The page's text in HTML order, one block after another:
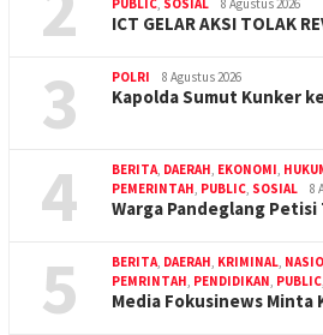
PUBLIC, SOSIAL 8 Agustus 2026
ICT GELAR AKSI TOLAK
3 POLRI 8 Agustus 2026
Kapolda Sumut Kunker
4 BERITA, DAERAH, EKONOMI,
PEMERINTAH, PUBLIC, SOSIAL 8
Warga Pandeglang
5 BERITA, DAERAH, KRIMINAL,
PEMRINTAH, PENDIDIKAN, PUBLIC,
Media Fokusinews